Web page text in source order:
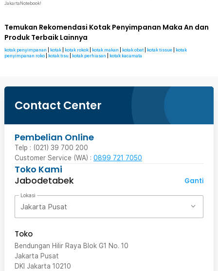
JakartaNotebook!
Temukan Rekomendasi Kotak Penyimpanan Maka An dan
Produk Terbaik Lainnya
kotak penyimpanan kotak kotak rokok kotak makan kotak obat kotak tissue
kotak
penyimpanan roko
kotak tisu kotak perhiasan kotak kacamata
Contact Center
Pembelian Online
Telp : (021) 39 700 200
Customer Service (WA) : 0899 721 7050
Toko Kami
Jabodetabek
Ganti
Lokasi
Jakarta Pusat
Toko
Bendungan Hilir Raya Blok G1 No. 10
Jakarta Pusat
DKI Jakarta 10210